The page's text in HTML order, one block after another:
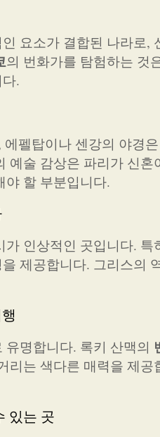
요소가 결합된 나라로,
의 번화가를 탐험하는 것
.
에펠탑이나 센강의 야경
예술 감상은 파리가 신
야 할 부분입니다.
인상적인 곳입니다. 특
제공합니다. 그리스의
명합니다. 록키 산맥의
리는 색다른 매력을 제
있는 곳